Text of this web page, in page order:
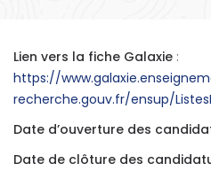
Lien vers la fiche Galaxie :
https://
recherche.gouv.fr/ensup/
Date d’ouverture des
Date de clôture des